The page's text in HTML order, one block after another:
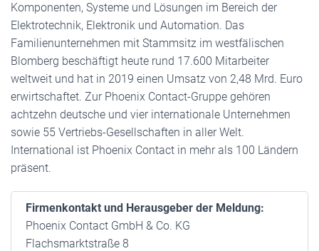
Komponenten, Systeme und Lösungen im Bereich der
Elektrotechnik, Elektronik und Automation. Das
Familienunternehmen mit Stammsitz im westfälischen
Blomberg beschäftigt heute rund 17.600 Mitarbeiter
weltweit und hat in 2019 einen Umsatz von 2,48 Mrd. Euro
erwirtschaftet. Zur Phoenix Contact-Gruppe gehören
achtzehn deutsche und vier internationale Unternehmen
sowie 55 Vertriebs-Gesellschaften in aller Welt.
International ist Phoenix Contact in mehr als 100 Ländern
präsent.
Firmenkontakt und Herausgeber der Meldung:
Phoenix Contact GmbH & Co. KG
Flachsmarktstraße 8